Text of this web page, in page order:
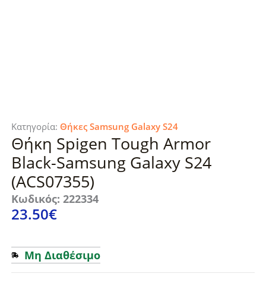
Κατηγορία: Θήκες Samsung Galaxy S24
Θήκη Spigen Tough Armor
Black-Samsung Galaxy S24
(ACS07355)
Κωδικός: 222334
23.50€
Μη Διαθέσιμο